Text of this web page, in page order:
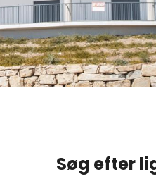
Søg efter